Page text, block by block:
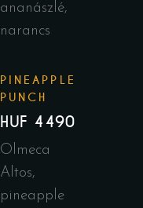
ananászlé,
narancs
PINEAPPLE
PUNCH
HUF 4490
Olmeca
Altos,
pineapple